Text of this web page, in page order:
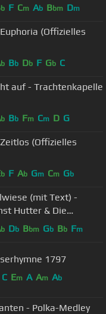
b F Cm Ab Bbm Dm
(Offizielles
b Bb Db F Gb C
auf - Trachtenkapelle
b Bb Fm Cm D G
(Offizielles
b F Ab Gm Cm Gb
(mit Text) -
Hutter & Die
b Db Bbm Gb Bb Fm
1797
C Em A Am Ab
- Polka-Medley